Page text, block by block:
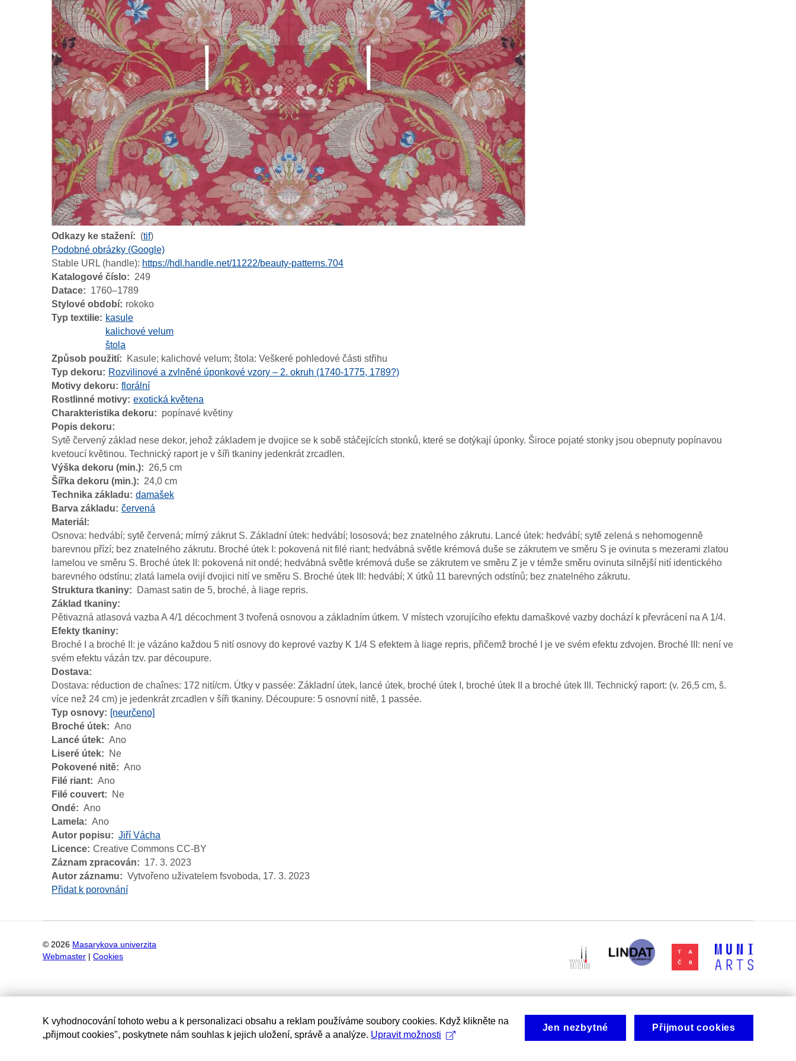
Odkazy ke stažení (tif)
Podobné obrázky (Google)
Stable URL (handle): https://hdl.handle.net/11222/beauty-patterns.704
Katalogové číslo
249
Datace
1760–1789
Stylové období
rokoko
Typ textilie
kasule
kalichové velum
štola
Způsob použití
Kasule; kalichové velum; štola: Veškeré pohledové části střihu
Typ dekoru
Rozvilinové a zvlněné úponkové vzory – 2. okruh (1740-1775, 1789?)
Motivy dekoru
florální
Rostlinné motivy exotická květena
Charakteristika dekoru
popínavé květiny
Popis dekoru
Sytě červený základ nese dekor, jehož základem je dvojice se k sobě stáčejících stonků, které se dotýkají úponky. Široce pojaté stonky jsou obepnuty popínavou
kvetoucí květinou. Technický raport je v šíři tkaniny jedenkrát zrcadlen.
Výška dekoru (min.)
26,5 cm
Šířka dekoru (min.)
24,0 cm
Technika základu
damašek
Barva základu
červená
Materiál
Osnova: hedvábí; sytě červená; mírný zákrut S. Základní útek: hedvábí; lososová; bez znatelného zákrutu. Lancé útek: hedvábí; sytě zelená s nehomogenně
barevnou přízí; bez znatelného zákrutu. Broché útek I: pokovená nit filé riant; hedvábná světle krémová duše se zákrutem ve směru S je ovinuta s mezerami zlatou
lamelou ve směru S. Broché útek II: pokovená nit ondé; hedvábná světle krémová duše se zákrutem ve směru Z je v témže směru ovinuta silnější nití identického
barevného odstínu; zlatá lamela ovijí dvojici nití ve směru S. Broché útek III: hedvábí; X útků 11 barevných odstínů; bez znatelného zákrutu.
Struktura tkaniny
Damast satin de 5, broché, à liage repris.
Základ tkaniny
Pětivazná atlasová vazba A 4/1 décochment 3 tvořená osnovou a základním útkem. V místech vzorujícího efektu damaškové vazby dochází k převrácení na A 1/4.
Efekty tkaniny
Broché I a broché II: je vázáno každou 5 nití osnovy do keprové vazby K 1/4 S efektem à liage repris, přičemž broché I je ve svém efektu zdvojen. Broché III: není ve
svém efektu vázán tzv. par découpure.
Dostava
Dostava: réduction de chaînes: 172 nití/cm. Útky v passée: Základní útek, lancé útek, broché útek I, broché útek II a broché útek III. Technický raport: (v. 26,5 cm, š.
více než 24 cm) je jedenkrát zrcadlen v šíři tkaniny. Découpure: 5 osnovní nitě, 1 passée.
Typ osnovy
[neurčeno]
Broché útek
Ano
Lancé útek
Ano
Liseré útek
Ne
Pokovené nitě
Ano
Filé riant
Ano
Filé couvert
Ne
Ondé
Ano
Lamela
Ano
Autor popisu
Jiří Vácha
Licence Creative Commons CC-BY
Záznam zpracován
17. 3. 2023
Autor záznamu
Vytvořeno uživatelem fsvoboda, 17. 3. 2023
Přidat k porovnání
© 2026 Masarykova univerzita
Webmaster
Cookies
K vyhodnocování tohoto webu a k personalizaci obsahu a reklam používáme soubory cookies. Když klikněte na
„přijmout cookies", poskytnete nám souhlas k jejich uložení, správě a analýze. Upravit možnosti
Jen nezbytné Přijmout cookies